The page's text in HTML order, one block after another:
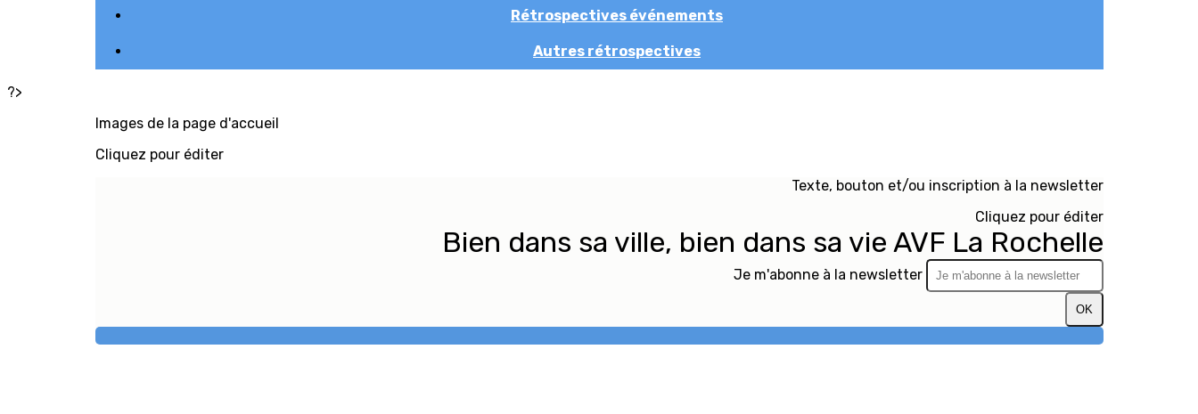
Rétrospectives événements
Autres rétrospectives
?>
Images de la page d'accueil
Cliquez pour éditer
Texte, bouton et/ou inscription à la newsletter
Cliquez pour éditer
Bien dans sa ville, bien dans sa vie AVF La Rochelle
Je m'abonne à la newsletter
OK